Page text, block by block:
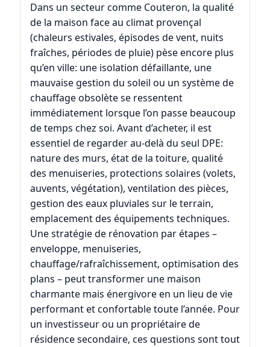
Dans un secteur comme Couteron, la qualité
de la maison face au climat provençal
(chaleurs estivales, épisodes de vent, nuits
fraîches, périodes de pluie) pèse encore plus
qu’en ville: une isolation défaillante, une
mauvaise gestion du soleil ou un système de
chauffage obsolète se ressentent
immédiatement lorsque l’on passe beaucoup
de temps chez soi. Avant d’acheter, il est
essentiel de regarder au-delà du seul DPE:
nature des murs, état de la toiture, qualité
des menuiseries, protections solaires (volets,
auvents, végétation), ventilation des pièces,
gestion des eaux pluviales sur le terrain,
emplacement des équipements techniques.
Une stratégie de rénovation par étapes –
enveloppe, menuiseries,
chauffage/rafraîchissement, optimisation des
plans – peut transformer une maison
charmante mais énergivore en un lieu de vie
performant et confortable toute l’année. Pour
un investisseur ou un propriétaire de
résidence secondaire, ces questions sont tout